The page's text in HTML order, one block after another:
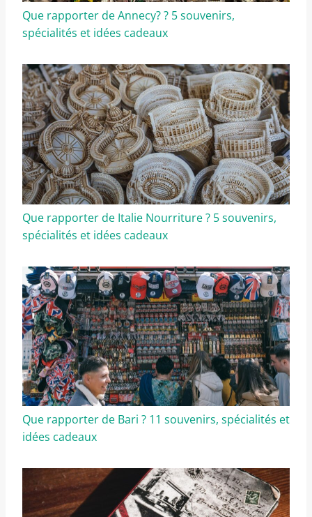
Que rapporter de Annecy? ? 5 souvenirs,
spécialités et idées cadeaux
Que rapporter de Italie Nourriture ? 5 souvenirs,
spécialités et idées cadeaux
Que rapporter de Bari ? 11 souvenirs, spécialités et
idées cadeaux